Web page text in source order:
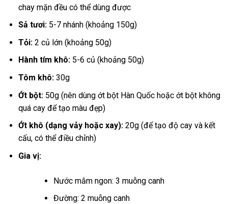
chay mặn đều có thể dùng được
Sả tươi:5-7 nhánh (khoảng 150g)
Tỏi:2 củ lớn (khoảng 50g)
Hành tím khô:5-6 củ (khoảng 50g)
Tôm khô:30g
Ớt bột:50g (nên dùng ớt bột Hàn Quốc hoặc ớt bột không
quá cay để tạo màu đẹp)
Ớt khô (dạng vảy hoặc xay):20g (để tạo độ cay và kết
cấu, có thể điều chỉnh)
Gia vị:
Nước mắm ngon: 3 muỗng canh
Đường: 2 muỗng canh